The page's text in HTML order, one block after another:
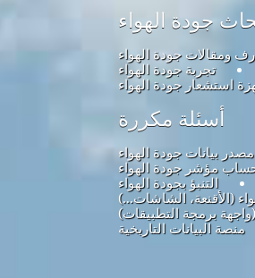
جودة الهواء
ومقالات جودة الهواء
تجربة جودة الهواء
استشعار جودة الهواء
أسئلة مكررة
مصدر بيانات جودة الهواء
مؤشر جودة الهواء
التنبؤ بجودة الهواء
(الأقنعة، الشاشات...)
منصة البيانات التاريخية